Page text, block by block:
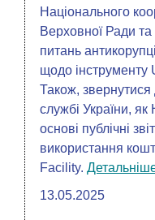
Національного
Верховної Ради та
питань
щодо інструменту
Також,
службі України,
основі публічні
використання
Facility.
13.05.2025